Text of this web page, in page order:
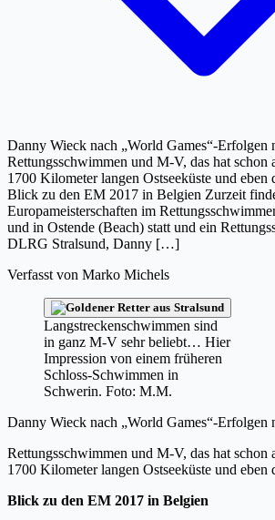
Danny Wieck nach „World Games“-Erfolgen
Rettungsschwimmen und M-V, das hat schon
1700 Kilometer langen Ostseeküste und eben
Blick zu den EM 2017 in Belgien Zurzeit
Europameisterschaften im
und in Ostende (Beach) statt und ein
DLRG Stralsund, Danny […]
Verfasst von Marko Michels
Langstreckenschwimmen sind
in ganz M-V sehr beliebt… Hier
Impression von einem früheren
Schloss-Schwimmen in
Schwerin. Foto: M.M.
Danny Wieck nach „World Games“-Erfolgen
Rettungsschwimmen und M-V, das hat schon
1700 Kilometer langen Ostseeküste und eben
Blick zu den EM 2017 in Belgien